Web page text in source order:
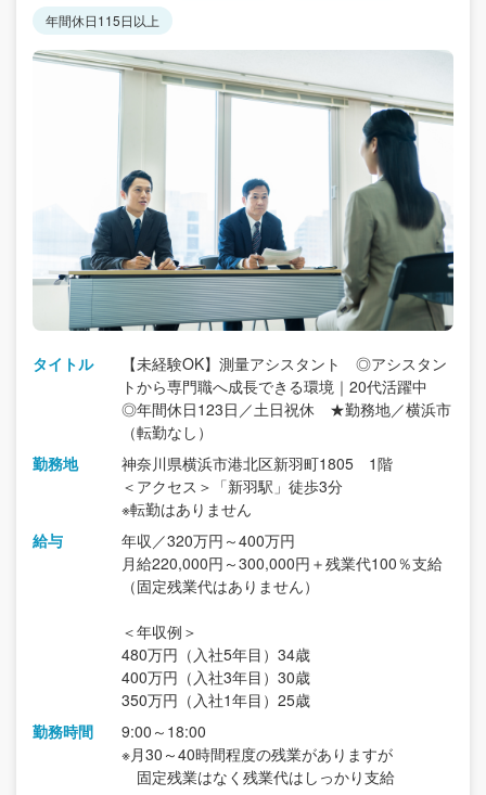
年間休日115日以上
タイトル
【未経験OK】測量アシスタント ◎アシスタン
トから専門職へ成長できる環境｜20代活躍中
◎年間休日123日／土日祝休 ★勤務地／横浜市
（転勤なし）
勤務地
神奈川県横浜市港北区新羽町1805 1階
＜アクセス＞「新羽駅」徒歩3分
※転勤はありません
給与
年収／320万円～400万円
月給220,000円～300,000円＋残業代100％支給
（固定残業代はありません）
＜年収例＞
480万円（入社5年目）34歳
400万円（入社3年目）30歳
350万円（入社1年目）25歳
勤務時間
9:00～18:00
※月30～40時間程度の残業がありますが
固定残業はなく残業代はしっかり支給